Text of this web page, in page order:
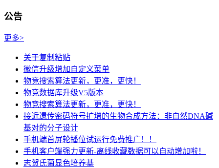
公告
更多>
关于复制粘贴
微信升级增加自定义菜单
物竞搜索算法更新，更准，更快！
物竞数据库升级V5版本
物竞搜索算法更新，更准，更快！
接近遗传密码符号扩增的生物合成方法：非自然DNA碱
基对的分子设计
手机端首屏轮播位试运行免费推广！！
手机客户端强力更新-离线收藏数据可以自动增加啦！
志贺氏菌显色培养基